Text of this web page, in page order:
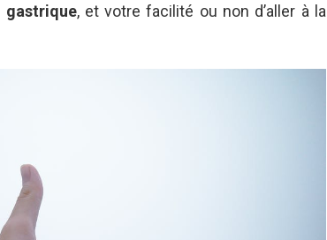
gastrique, et votre facilité ou non d’aller à la